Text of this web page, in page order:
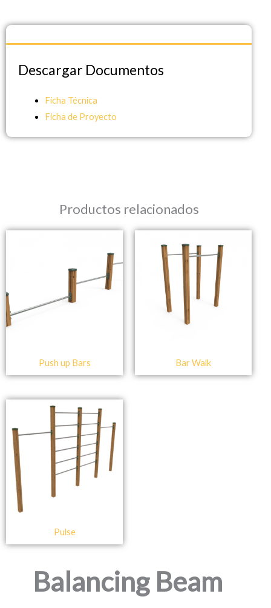
Descargar Documentos
Ficha Técnica
Ficha de Proyecto
Productos relacionados
Push up Bars Bar Walk
Pulse
Balancing Beam